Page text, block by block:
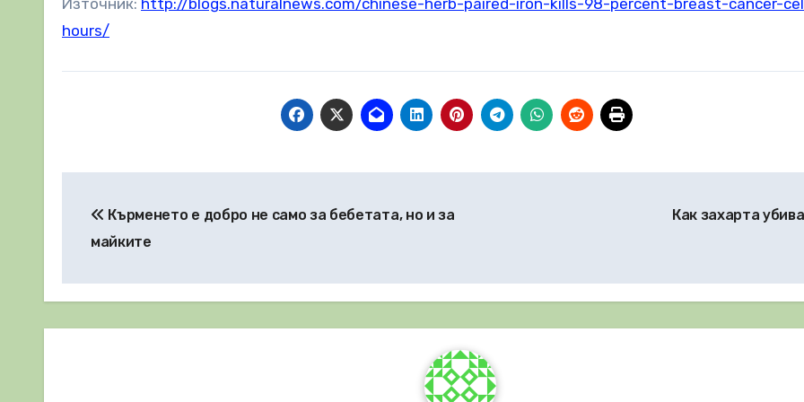
hours/
Кърменето е добро не само за бебетата, но и за
майките
Как захарта